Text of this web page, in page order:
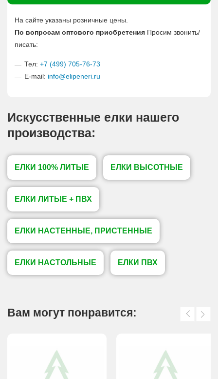
На сайте указаны розничные цены.
По вопросам оптового приобретения Просим звонить/
писать:
Тел: +7 (499) 705-76-73
E-mail: info@elipeneri.ru
Искусственные елки нашего
производства:
ЕЛКИ 100% ЛИТЫЕ ЕЛКИ ВЫСОТНЫЕ
ЕЛКИ ЛИТЫЕ + ПВХ
ЕЛКИ НАСТЕННЫЕ, ПРИСТЕННЫЕ
ЕЛКИ НАСТОЛЬНЫЕ ЕЛКИ ПВХ
Вам могут понравится: